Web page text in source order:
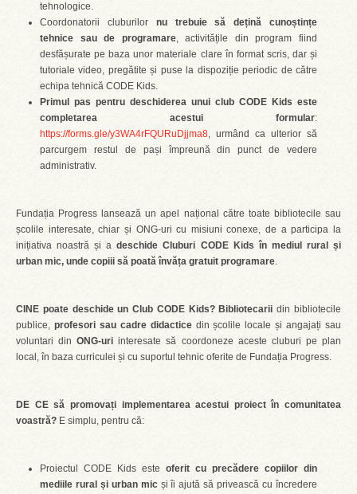
tehnologice.
Coordonatorii cluburilor nu trebuie să dețină cunoștințe
tehnice sau de programare, activitățile din program fiind
desfășurate pe baza unor materiale clare în format scris, dar și
tutoriale video, pregătite și puse la dispoziție periodic de către
echipa tehnică CODE Kids.
Primul pas pentru deschiderea unui club CODE Kids este
completarea acestui formular:
https://forms.gle/y3WA4rFQURuDjjma8, urmând ca ulterior să
parcurgem restul de pași împreună din punct de vedere
administrativ.
Fundația Progress lansează un apel național către toate bibliotecile sau
școlile interesate, chiar și ONG-uri cu misiuni conexe, de a participa la
inițiativa noastră și adeschide Cluburi CODE Kids în mediul rural și
urban mic, unde copiii să poată învăța gratuit programare.
CINE poate deschide un Club CODE Kids? Bibliotecarii din bibliotecile
publice, profesori sau cadre didacticedin școlile locale și angajați sau
voluntari dinONG-uri interesate să coordoneze aceste cluburi pe plan
local, în baza curriculei și cu suportul tehnic oferite de Fundația Progress.
DE CE să promovați implementarea acestui proiect în comunitatea
voastră? E simplu, pentru că:
Proiectul CODE Kids este oferit cu precădere copiilor din
mediile rural și urban micși îi ajută să privească cu încredere